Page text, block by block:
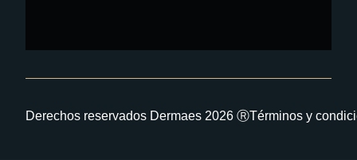
Derechos reservados Dermaes 2026 ⓇTérminos y